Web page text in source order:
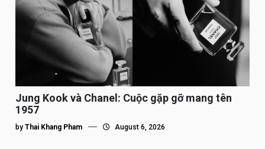
Jung Kook và Chanel: Cuộc gặp gỡ mang tên
1957
by Thai Khang Pham August 6, 2026